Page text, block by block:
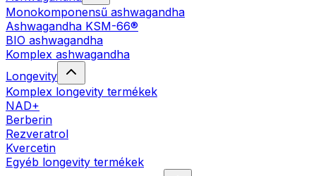
Monokomponensű ashwagandha
Ashwagandha KSM-66®
BIO ashwagandha
Komplex ashwagandha
Longevity
Komplex longevity termékek
NAD+
Berberin
Rezveratrol
Kvercetin
Egyéb longevity termékek